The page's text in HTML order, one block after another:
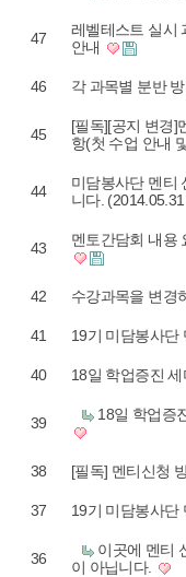
47
레벨테스트 실시
안내
46 각 과목별 분반
45
[필독][공지 변경]
항(첫 수업 안내
44
미담봉사단 멘티
니다.
43 멘토간담회 내용
42 수강과목을 변경
41 19기 미담봉사단
40 18일 학업증진
39 18일 학업증
38 [필독] 멘티신청
37 19기 미담봉사단
36
이곳에 멘티
이 아닙니다.